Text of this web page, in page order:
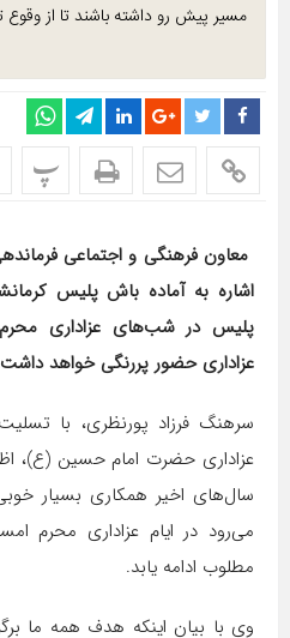
مسیر پیش رو داشته باشند تا از
پ
معاون فرهنگی و اجتماعی
اشاره به آماده باش پلیس
پلیس در شب‌های عزاداری
عزاداری حضور پررنگی خواهد
سرهنگ فرزاد پورنظری، با
عزاداری حضرت امام حسین (ع)،
سال‌های اخیر همکاری بسیار
می‌رود در ایام عزاداری محرم
مطلوب ادامه یابد.
وی با بیان اینکه هدف همه ما